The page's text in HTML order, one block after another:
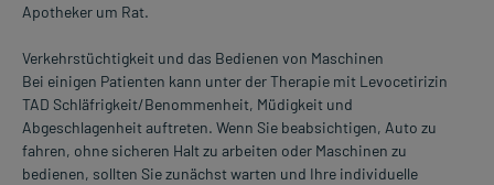
Apotheker um Rat.
Verkehrstüchtigkeit und das Bedienen von Maschinen
Bei einigen Patienten kann unter der Therapie mit Levocetirizin
TAD Schläfrigkeit/Benommenheit, Müdigkeit und
Abgeschlagenheit auftreten. Wenn Sie beabsichtigen, Auto zu
fahren, ohne sicheren Halt zu arbeiten oder Maschinen zu
bedienen, sollten Sie zunächst warten und Ihre individuelle